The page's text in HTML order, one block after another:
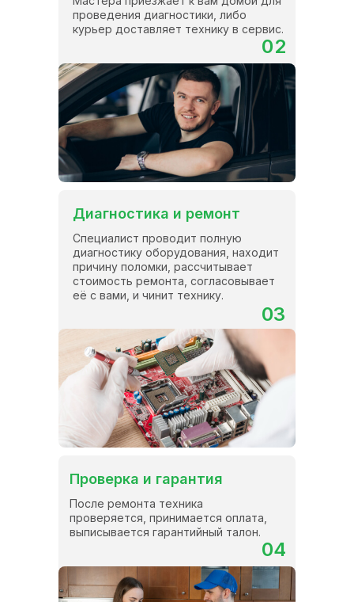
проведения диагностики, либо
курьер доставляет технику в сервис.
02
После ремонта техника
проверяется, принимается оплата,
выписывается гарантийный талон.
Проверка и гарантия
04
Специалист проводит полную
диагностику оборудования, находит
причину поломки, рассчитывает
стоимость ремонта, согласовывает
её с вами, и чинит технику.
Диагностика и ремонт
03